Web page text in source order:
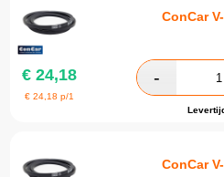
ConCar
€ 24,18
€24,18 p/1
ConCar